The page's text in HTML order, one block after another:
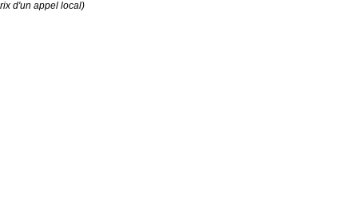
d'un appel local)